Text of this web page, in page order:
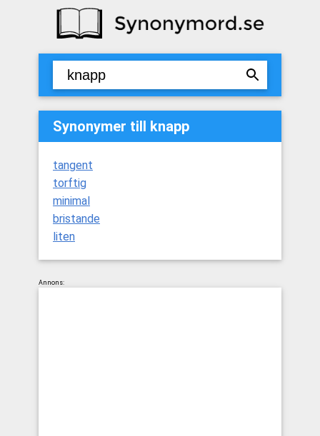
Synonymer till knapp
tangent
torftig
minimal
bristande
liten
Annons: